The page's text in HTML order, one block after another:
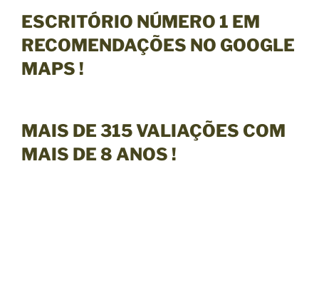
ESCRITÓRIO NÚMERO 1 EM
RECOMENDAÇÕES NO GOOGLE
MAPS !
MAIS DE 315 VALIAÇÕES COM
MAIS DE 8 ANOS !